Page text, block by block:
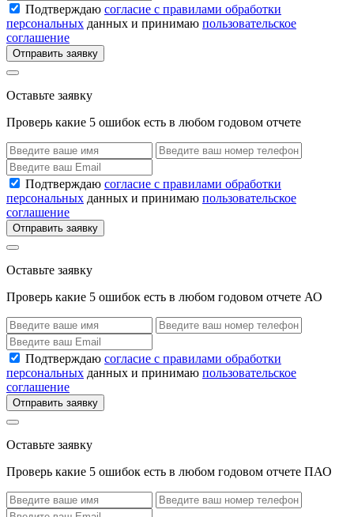
Подтверждаю согласие с правилами обработки
персональных данных и принимаю пользовательское
соглашение
Отправить заявку
Оставьте заявку
Проверь какие 5 ошибок есть в любом годовом отчете
Подтверждаю согласие с правилами обработки
персональных данных и принимаю пользовательское
соглашение
Отправить заявку
Оставьте заявку
Проверь какие 5 ошибок есть в любом годовом отчете АО
Подтверждаю согласие с правилами обработки
персональных данных и принимаю пользовательское
соглашение
Отправить заявку
Оставьте заявку
Проверь какие 5 ошибок есть в любом годовом отчете ПАО